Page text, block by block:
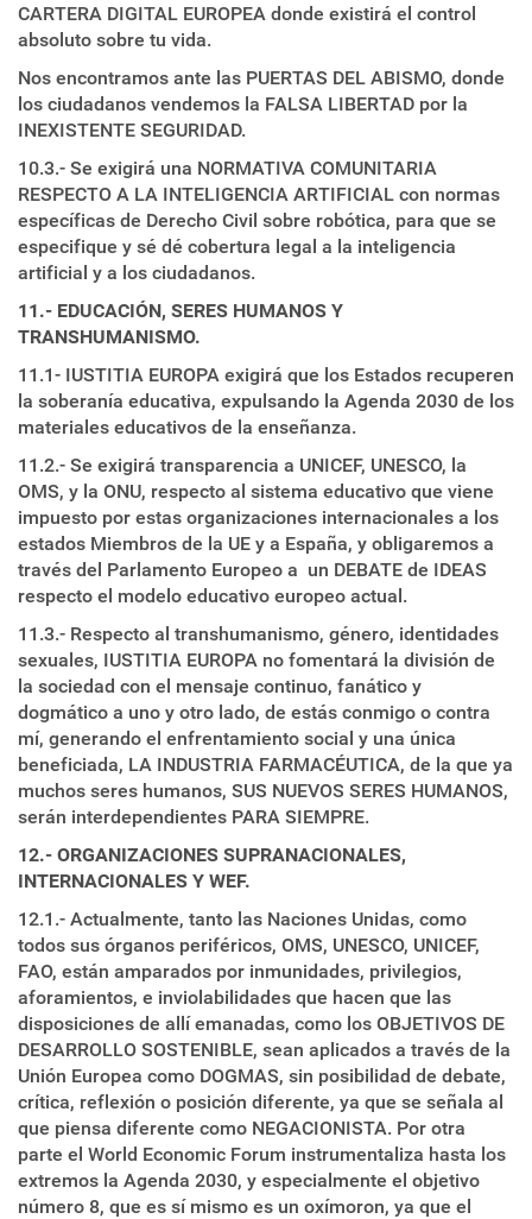
CARTERA DIGITAL EUROPEA donde existirá el control
absoluto sobre tu vida.
Nos encontramos ante las PUERTAS DEL ABISMO, donde
los ciudadanos vendemos la FALSA LIBERTAD por la
INEXISTENTE SEGURIDAD.
10.3.- Se exigirá una NORMATIVA COMUNITARIA
RESPECTO A LA INTELIGENCIA ARTIFICIAL con normas
específicas de Derecho Civil sobre robótica, para que se
especifique y sé dé cobertura legal a la inteligencia
artificial y a los ciudadanos.
11.- EDUCACIÓN, SERES HUMANOS Y
TRANSHUMANISMO.
11.1- IUSTITIA EUROPA exigirá que los Estados recuperen
la soberanía educativa, expulsando la Agenda 2030 de los
materiales educativos de la enseñanza.
11.2.- Se exigirá transparencia a UNICEF, UNESCO, la
OMS, y la ONU, respecto al sistema educativo que viene
impuesto por estas organizaciones internacionales a los
estados Miembros de la UE y a España, y obligaremos a
través del Parlamento Europeo a un DEBATE de IDEAS
respecto el modelo educativo europeo actual.
11.3.- Respecto al transhumanismo, género, identidades
sexuales, IUSTITIA EUROPA no fomentará la división de
la sociedad con el mensaje continuo, fanático y
dogmático a uno y otro lado, de estás conmigo o contra
mí, generando el enfrentamiento social y una única
beneficiada, LA INDUSTRIA FARMACÉUTICA, de la que ya
muchos seres humanos, SUS NUEVOS SERES HUMANOS,
serán interdependientes PARA SIEMPRE.
12.- ORGANIZACIONES SUPRANACIONALES,
INTERNACIONALES Y WEF.
12.1.- Actualmente, tanto las Naciones Unidas, como
todos sus órganos periféricos, OMS, UNESCO, UNICEF,
FAO, están amparados por inmunidades, privilegios,
aforamientos, e inviolabilidades que hacen que las
disposiciones de allí emanadas, como los OBJETIVOS DE
DESARROLLO SOSTENIBLE, sean aplicados a través de la
Unión Europea como DOGMAS, sin posibilidad de debate,
crítica, reflexión o posición diferente, ya que se señala al
que piensa diferente como NEGACIONISTA. Por otra
parte el World Economic Forum instrumentaliza hasta los
extremos la Agenda 2030, y especialmente el objetivo
número 8, que es sí mismo es un oxímoron, ya que el